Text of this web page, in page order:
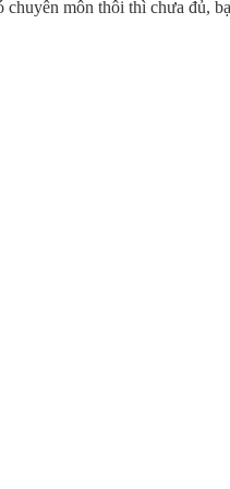
môn thôi thì chưa đủ,